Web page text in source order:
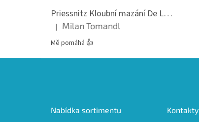
Priessnitz Kloubní mazání De Luxe, 200ml
Hodnocení produktu je 5 z 5 hvězdiček.
| Milan Tomandl
Mě pomáhá 👍
Nabídka sortimentu Kontakty